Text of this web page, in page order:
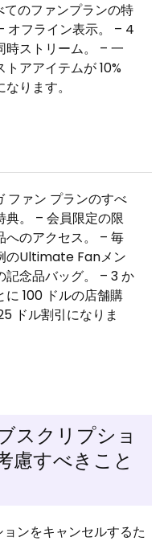
てのファンプランの特
オフライン表示。 – 4
時ストリーム。 – 一
トアアイテムが 10%
ります。
ファン プランのすべ
典。 – 会員限定の限
へのアクセス。 – 毎
のUltimate Fanメン
記念品バッグ。 – 3 か
に 100 ドルの店舗購
ドル割引になりま
スクリプショ
慮すべきこと
ンをキャンセルするた